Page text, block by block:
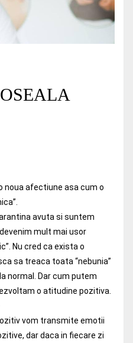
noua afectiune asa cum o
avuta si suntem
mult mai usor
Nu cred ca exista o
sa treaca toata “nebunia”
normal. Dar cum putem
o atitudine pozitiva.
vom transmite emotii
dar daca in fiecare zi